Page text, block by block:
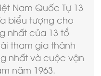
Nam Quốc Tự 13
biểu tượng cho
nhất của 13 tổ
tham gia thành
nhất và cuộc vận
năm 1963.